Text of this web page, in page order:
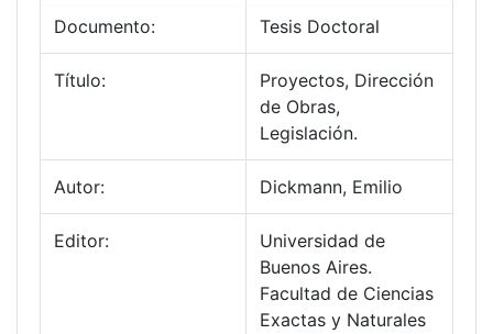
Documento: Tesis Doctoral
Título:
Proyectos, Dirección
de Obras,
Legislación.
Autor: Dickmann, Emilio
Editor:
Universidad de
Buenos Aires.
Facultad de Ciencias
Exactas y Naturales